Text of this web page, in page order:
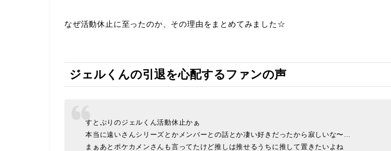
なぜ活動休止に至ったのか、その理由をまとめてみました☆
ジェルくんの引退を心配するファンの声
すとぷりのジェルくん活動休止かぁ
本当に遠いさんシリーズとかメンバーとの話とか凄い好きだったから寂しいな〜…
まぁあとポケカメンさんも言ってたけど推しは推せるうちに推して置きたいよね